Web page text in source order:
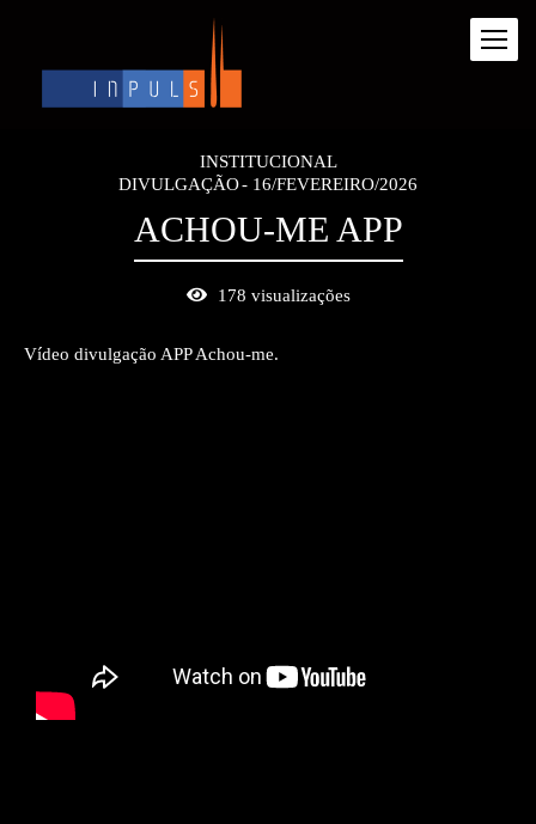
INSTITUCIONAL
DIVULGAÇÃO
16/FEVEREIRO/2026
ACHOU-ME APP
178 visualizações
Vídeo divulgação APP Achou-me.